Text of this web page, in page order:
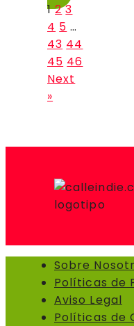
1 2 3
4 5 …
43 44
45 46
Next
»
Sobre
Políticas de
Aviso Legal
Políticas de